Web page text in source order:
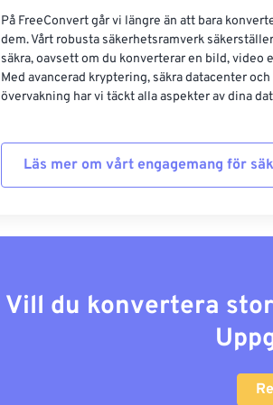
På FreeConvert går vi längre än att bara
dem. Vårt robusta säkerhetsramverk
säkra, oavsett om du konverterar en bild, video
Med avancerad kryptering, säkra datacenter
övervakning har vi täckt alla aspekter av dina
Läs mer om vårt engagemang för
Vill du konvertera